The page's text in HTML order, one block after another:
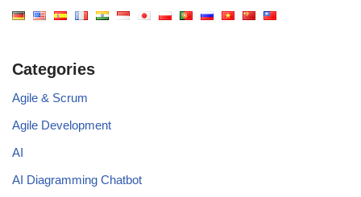
Categories
Agile & Scrum
Agile Development
AI
AI Diagramming Chatbot